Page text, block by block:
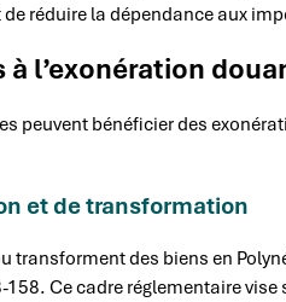
réduire la dépendance aux
l’exonération
peuvent bénéficier des
et de transformation
transforment des biens en
Ce cadre réglementaire